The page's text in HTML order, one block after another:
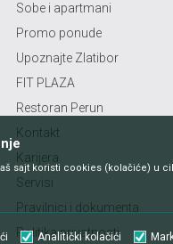
Sobe i apartmani
Promo ponude
Upoznajte Zlatibor
FIT PLAZA
Restoran Perun
Kontakt
Karijera
Servisi
Pravilnici i dokumenta
Politika privatnosti
sajt koristi cookies (kolačiće) u
Analitički kolačići